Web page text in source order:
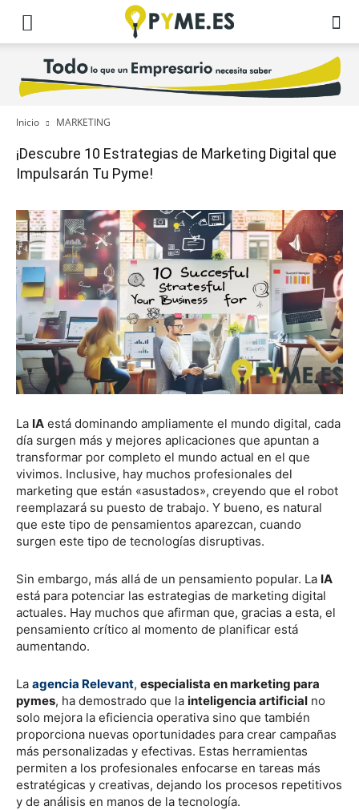
Inicio MARKETING
¡Descubre 10 Estrategias de Marketing Digital que
Impulsarán Tu Pyme!
La IA está dominando ampliamente el mundo digital, cada
día surgen más y mejores aplicaciones que apuntan a
transformar por completo el mundo actual en el que
vivimos. Inclusive, hay muchos profesionales del
marketing que están «asustados», creyendo que el robot
reemplazará su puesto de trabajo. Y bueno, es natural
que este tipo de pensamientos aparezcan, cuando
surgen este tipo de tecnologías disruptivas.
Sin embargo, más allá de un pensamiento popular. La IA
está para potenciar las estrategias de marketing digital
actuales. Hay muchos que afirman que, gracias a esta, el
pensamiento crítico al momento de planificar está
aumentando.
La agencia Relevant, especialista en marketing para
pymes, ha demostrado que la inteligencia artificial no
solo mejora la eficiencia operativa sino que también
proporciona nuevas oportunidades para crear campañas
más personalizadas y efectivas. Estas herramientas
permiten a los profesionales enfocarse en tareas más
estratégicas y creativas, dejando los procesos repetitivos
y de análisis en manos de la tecnología.